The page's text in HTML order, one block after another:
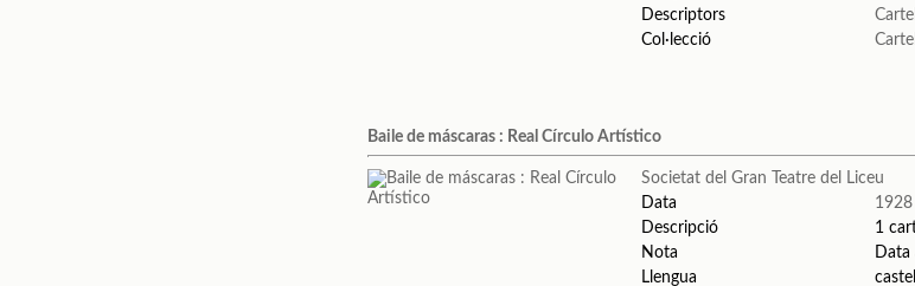
Descriptors
Col·lecció
Baile de máscaras : Real Círculo Artístico
Societat del Gran Teatre del Liceu
Data
1928
Descripció
1
Nota
Llengua